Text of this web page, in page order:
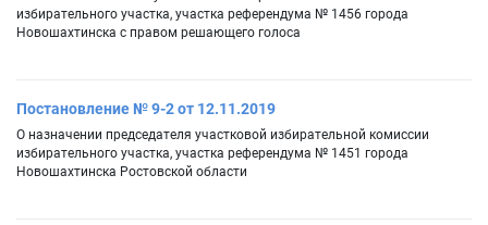
избирательного участка, участка референдума № 1456 города
Новошахтинска с правом решающего голоса
Постановление № 9-2 от 12.11.2019
О назначении председателя участковой избирательной комиссии
избирательного участка, участка референдума № 1451 города
Новошахтинска Ростовской области